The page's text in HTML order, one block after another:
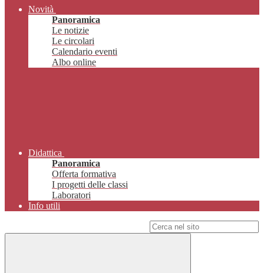
Novità
Panoramica
Le notizie
Le circolari
Calendario eventi
Albo online
Didattica
Panoramica
Offerta formativa
I progetti delle classi
Laboratori
Info utili